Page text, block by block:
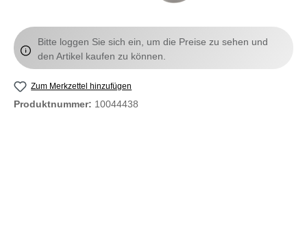
Bitte loggen Sie sich ein, um die Preise zu sehen und
den Artikel kaufen zu können.
Zum Merkzettel hinzufügen
Produktnummer: 10044438